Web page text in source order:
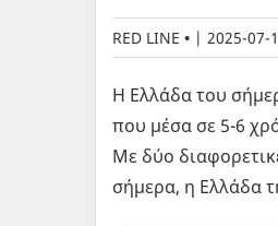
RED LINE | 2025-07-
Η Ελλάδα του
που μέσα σε 5-6
Με δύο
σήμερα, η Ελλάδα